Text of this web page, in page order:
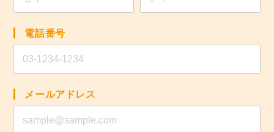
電話番号
メールアドレス